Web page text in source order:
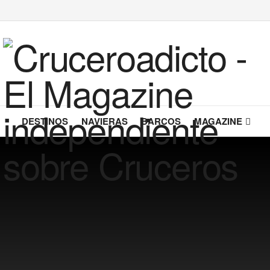
DESTINOS NAVIERAS BARCOS MAGAZINE